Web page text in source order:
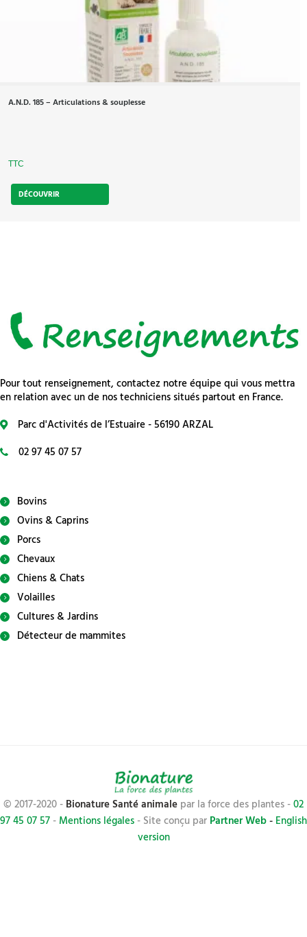
A.N.D. 185 – Articulations & souplesse
TTC
DÉCOUVRIR
Pour tout renseignement, contactez notre équipe qui vous mettra
en relation avec un de nos techniciens situés partout en France.
Parc d'Activités de l’Estuaire - 56190 ARZAL
02 97 45 07 57
Bovins
Ovins & Caprins
Porcs
Chevaux
Chiens & Chats
Volailles
Cultures & Jardins
Détecteur de mammites
© 2017-2020 - Bionature Santé animale par la force des plantes -02
97 45 07 57 - Mentions légales - Site conçu par Partner Web- English
version